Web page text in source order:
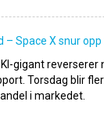
– Space X snur
gigant
Torsdag blir
i markedet.